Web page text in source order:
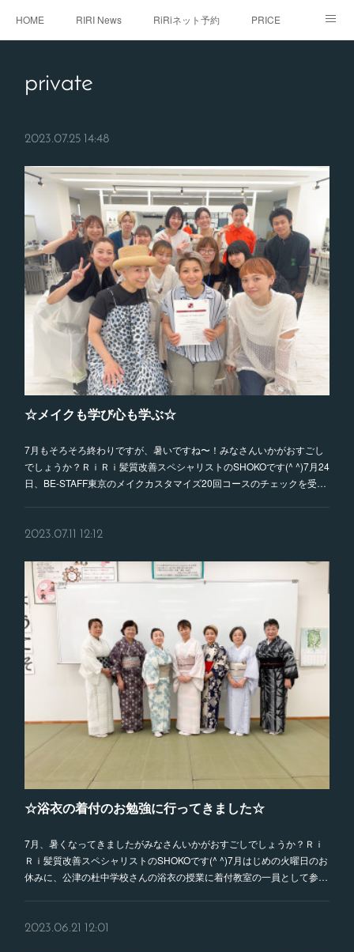
HOME RIRI News RiRiネット予約 PRICE
初めてご来店のお客様へ
private
2023.07.25 14:48
☆メイクも学び心も学ぶ☆
7月もそろそろ終わりですが、暑いですね〜！みなさんいかがおすごし
でしょうか？ＲｉＲｉ髪質改善スペシャリストのSHOKOです(^ ^)7月24
日、BE-STAFF東京のメイクカスタマイズ20回コースのチェックを受…
2023.07.11 12:12
☆浴衣の着付のお勉強に行ってきました☆
7月、暑くなってきましたがみなさんいかがおすごしでしょうか？Ｒｉ
Ｒｉ髪質改善スペシャリストのSHOKOです(^ ^)7月はじめの火曜日のお
休みに、公津の杜中学校さんの浴衣の授業に着付教室の一員として参…
2023.06.21 12:01